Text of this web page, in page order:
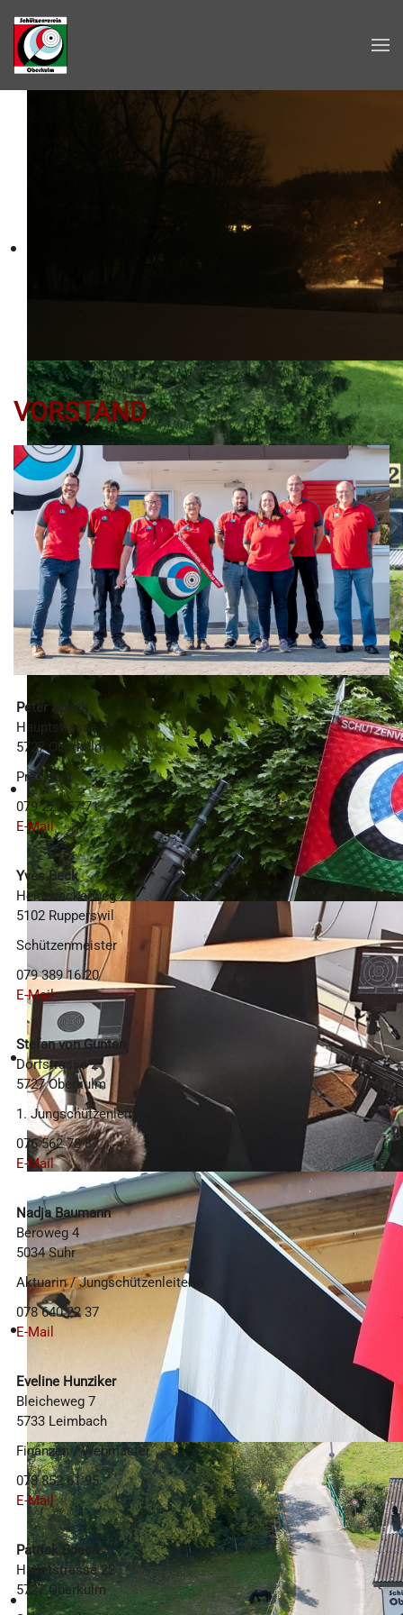
Zum Hauptinhalt springen
VORSTAND
Peter Speck
Hauptstrasse 22
5727 Oberkulm
Präsident
079 222 57 71
E-Mail
Yves Beck
Heidenackerweg 2
5102 Rupperswil
Schützenmeister
079 389 16 20
E-Mail
Stefan von Gunten
Dorfstrasse 2
5727 Oberkulm
1. Jungschützenleiter
076 562 78 87
E-Mail
Nadja Baumann
Beroweg 4
5034 Suhr
Aktuarin / Jungschützenleiterin
078 640 22 37
E-Mail
Eveline Hunziker
Bleicheweg 7
5733 Leimbach
Finanzen / Webmaster
078 852 61 95
E-Mail
Patrick Speck
Hauptstrasse 22
5727 Oberkulm